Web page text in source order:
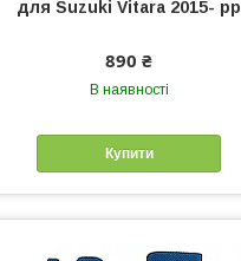
для Suzuki Vitara 2015- рр
890 ₴
В наявності
Купити